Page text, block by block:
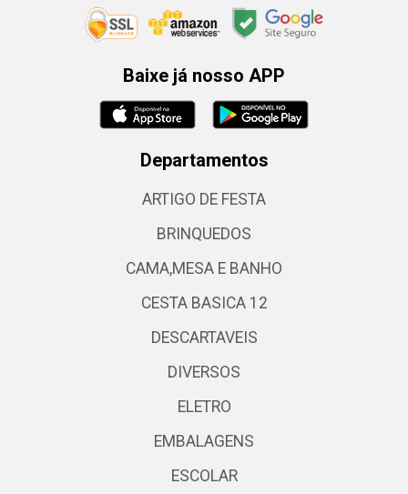
Baixe já nosso APP
Departamentos
ARTIGO DE FESTA
BRINQUEDOS
CAMA,MESA E BANHO
CESTA BASICA 12
DESCARTAVEIS
DIVERSOS
ELETRO
EMBALAGENS
ESCOLAR